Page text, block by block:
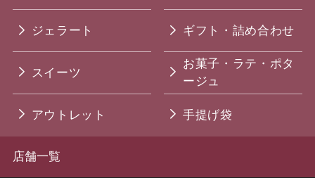
ジェラート ギフト・詰め合わせ
スイーツ
お菓子・ラテ・ポタ
ージュ
アウトレット 手提げ袋
店舗一覧